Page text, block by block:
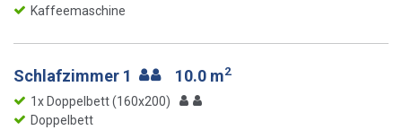
Kaffeemaschine
Schlafzimmer 1 10.0 m2
1x Doppelbett (160x200)
Doppelbett